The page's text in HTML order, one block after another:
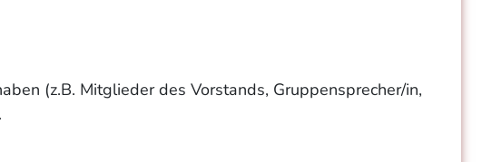
(z.B. Mitglieder des Vorstands, Gruppensprecher/in,